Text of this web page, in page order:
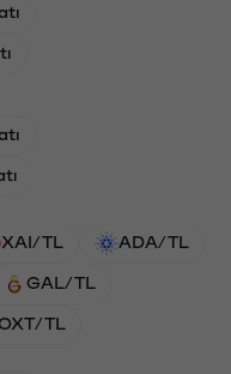
XAI/TL ADA/TL
GAL/TL
TL